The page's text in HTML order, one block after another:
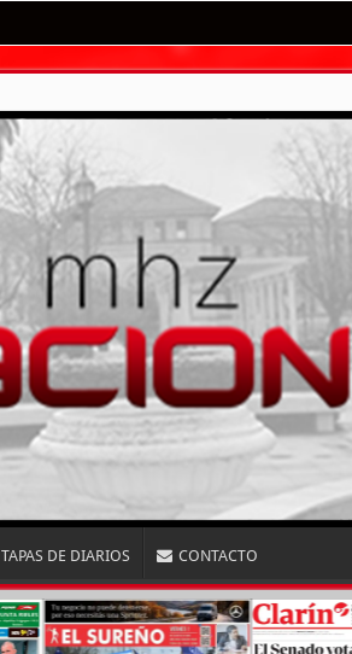
TAPAS DE DIARIOS CONTACTO